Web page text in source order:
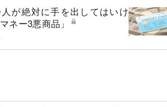
が絶対に手を出してはいけ
ネー3悪商品」